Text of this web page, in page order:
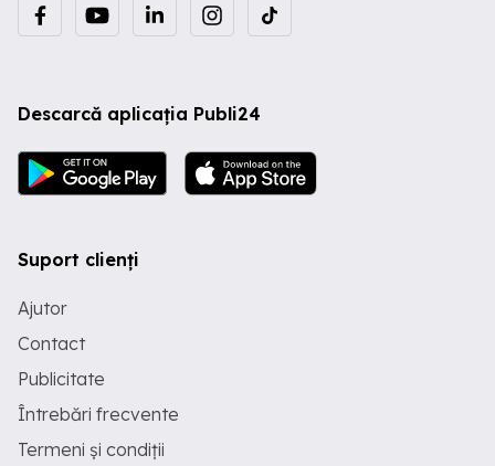
Descarcă aplicația Publi24
Suport clienți
Ajutor
Contact
Publicitate
Întrebări frecvente
Termeni și condiții